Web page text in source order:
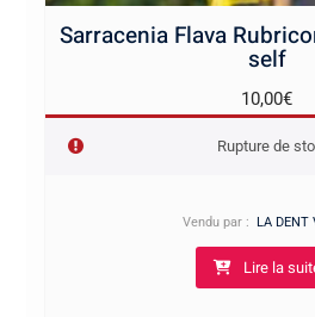
Sarracenia Flava
self
10,00€
Rupture de
Vendu par : LA DENT
Lire la